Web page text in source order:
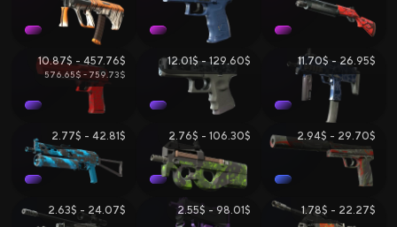
Все Сайты
Бонус за Регистрацию
Бонус к Депозиту
10.87$ - 457.76$
576.65$ - 759.73$
12.01$ - 129.60$ 11.70$ - 26.95$
2.77$ - 42.81$ 2.76$ - 106.30$ 2.94$ - 29.70$
2.63$ - 24.07$ 2.55$ - 98.01$ 1.78$ - 22.27$